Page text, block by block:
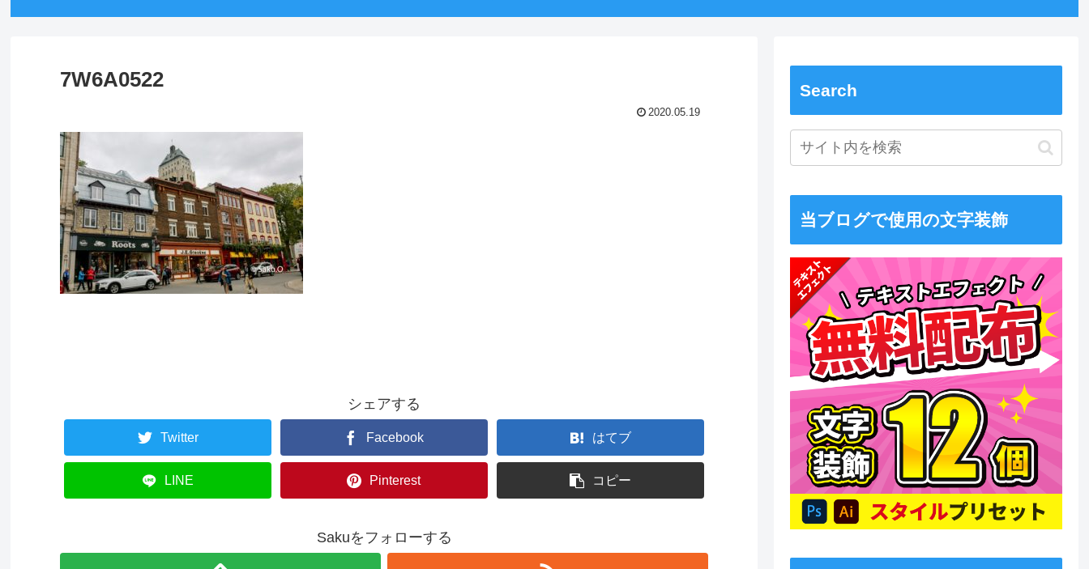
7W6A0522
2020.05.19
シェアする
Twitter Facebook はてブ
LINE Pinterest コピー
Sakuをフォローする
Search
当ブログで使用の文字装飾